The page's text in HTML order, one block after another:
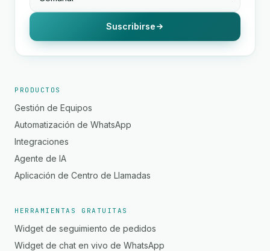
Suscribirse
PRODUCTOS
Gestión de Equipos
Automatización de WhatsApp
Integraciones
Agente de IA
Aplicación de Centro de Llamadas
HERRAMIENTAS GRATUITAS
Widget de seguimiento de pedidos
Widget de chat en vivo de WhatsApp